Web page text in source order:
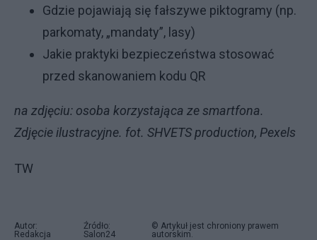
Gdzie pojawiają się fałszywe piktogramy (np.
parkomaty, „mandaty”, lasy)
Jakie praktyki bezpieczeństwa stosować
przed skanowaniem kodu QR
na zdjęciu: osoba korzystająca ze smartfona.
Zdjęcie ilustracyjne. fot. SHVETS production, Pexels
TW
Autor:
Redakcja
Źródło:
Salon24
© Artykuł jest chroniony prawem
autorskim.